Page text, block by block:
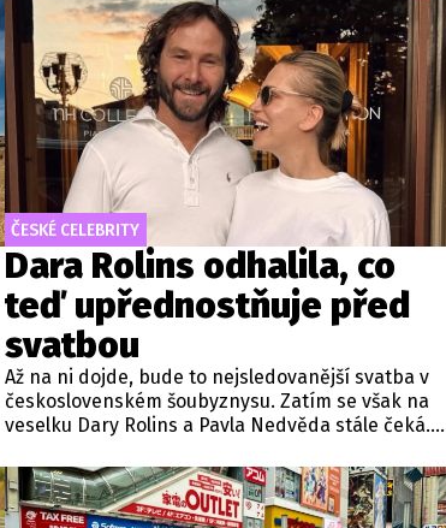
ČESKÉ CELEBRITY
Dara Rolins odhalila, co
teď upřednostňuje před
svatbou
Až na ni dojde, bude to nejsledovanější svatba v
československém šoubyznysu. Zatím se však na
veselku Dary Rolins a Pavla Nedvěda stále čeká.
proběhnout například o nadcházejícím víkendu
či v dohledné době.